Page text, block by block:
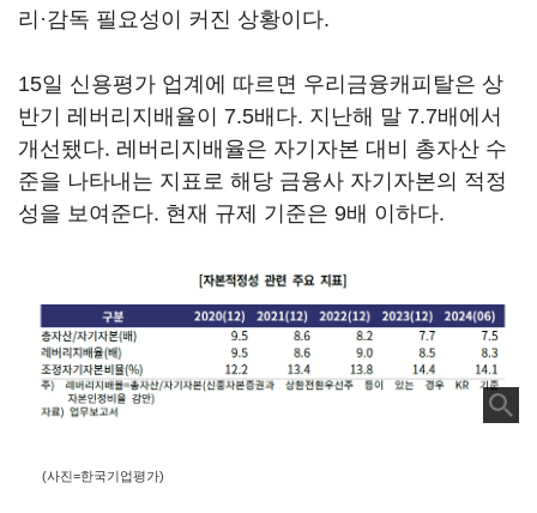
리·감독 필요성이 커진 상황이다.
15일 신용평가 업계에 따르면 우리금융캐피탈은 상
반기 레버리지배율이 7.5배다. 지난해 말 7.7배에서
개선됐다. 레버리지배율은 자기자본 대비 총자산 수
준을 나타내는 지표로 해당 금융사 자기자본의 적정
성을 보여준다. 현재 규제 기준은 9배 이하다.
(사진=한국기업평가)